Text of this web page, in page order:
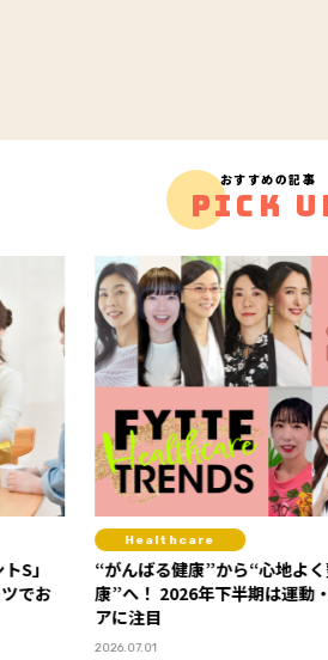
おすすめの記事
PICK
S」
でお
Healthcare
“がんばる健康”から“心地よ
康”へ！ 2026年下半期は運動
アに注目
2026.07.01